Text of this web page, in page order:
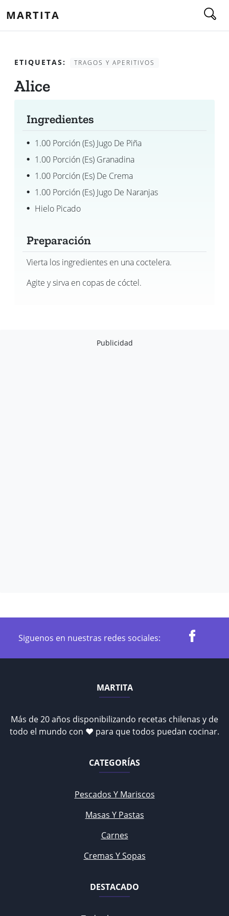
MARTITA
ETIQUETAS: TRAGOS Y APERITIVOS
Alice
Ingredientes
1.00 Porción (es) Jugo De Piña
1.00 Porción (es) Granadina
1.00 Porción (es) De Crema
1.00 Porción (es) Jugo De Naranjas
Hielo Picado
Preparación
Vierta los ingredientes en una coctelera.
Agite y sirva en copas de cóctel.
Publicidad
Siguenos en nuestras redes sociales:
MARTITA
Más de 20 años disponibilizando recetas chilenas y de
todo el mundo con ♥ para que todos puedan cocinar.
CATEGORÍAS
Pescados Y Mariscos
Masas Y Pastas
Carnes
Cremas Y Sopas
DESTACADO